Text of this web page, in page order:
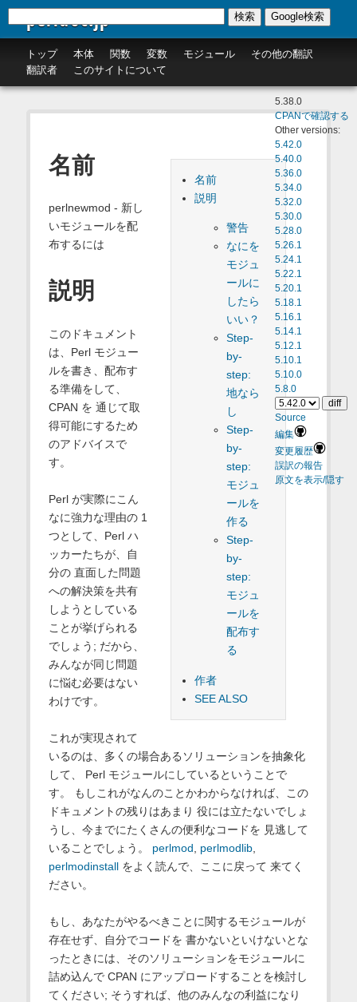
perldoc.jp
トップ 本体 関数 変数 モジュール
その他の翻訳
翻訳者
このサイトについて
検索 Google検索
5.38.0
CPANで確認する
Other versions:
5.42.0
5.40.0
5.36.0
5.34.0
5.32.0
5.30.0
5.28.0
5.26.1
5.24.1
5.22.1
5.20.1
5.18.1
5.16.1
5.14.1
5.12.1
5.10.1
5.10.0
5.8.0
Source
編集
変更履歴
誤訳の報告
原文を表示/隠す
名前
説明
警告
なにを
モジュ
ールに
したら
いい？
Step-
by-
step:
地なら
し
Step-
by-
step:
モジュ
ールを
作る
Step-
by-
step:
モジュ
ールを
配布す
る
作者
SEE ALSO
名前
perlnewmod - 新し
いモジュールを配
布するには
説明
このドキュメント
は、Perl モジュー
ルを書き、配布す
る準備をして、
CPAN を 通じて取
得可能にするため
のアドバイスで
す。
Perl が実際にこん
なに強力な理由の 1
つとして、Perl ハ
ッカーたちが、自
分の 直面した問題
への解決策を共有
しようとしている
ことが挙げられる
でしょう; だから、
みんなが同じ問題
に悩む必要はない
わけです。
これが実現されて
いるのは、多くの場合あるソリューションを抽象化
して、 Perl モジュールにしているということで
す。 もしこれがなんのことかわからなければ、この
ドキュメントの残りはあまり 役には立たないでしょ
うし、今までにたくさんの便利なコードを 見逃して
いることでしょう。 perlmod perlmodlib,
perlmodinstallをよく読んで、ここに戻って 来てく
ださい。
もし、あなたがやるべきことに関するモジュールが
存在せず、自分でコードを 書かないといけないとな
ったときには、そのソリューションをモジュールに
詰め込んで CPAN にアップロードすることを検討し
てください; そうすれば、他のみんなの利益になり